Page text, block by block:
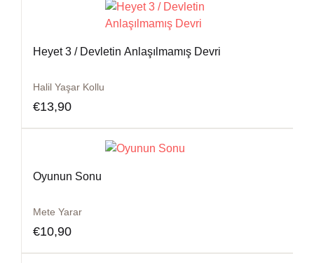
Heyet 3 / Devletin Anlaşılmamış Devri
Halil Yaşar Kollu
€13,90
Oyunun Sonu
Mete Yarar
€10,90